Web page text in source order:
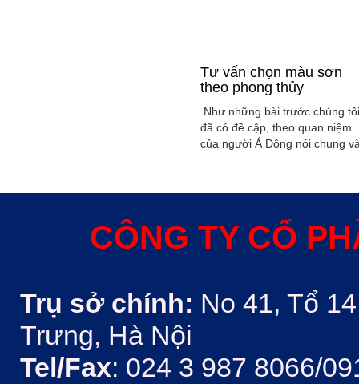
Tư vấn chọn màu sơn
theo phong thủy
Như những bài trước chúng tôi
đã có đề cập, theo quan niệm
của người Á Đông nói chung
xây dụng nhà ở hoặc bất kỳ
thủy trong ngôi nhà thường
được quyết định bởi các nhân
CÔNG TY CỔ
Trụ sở chính: No 41, Tổ
Trưng, Hà Nội
Tel/Fax: 024 3 987 8066/